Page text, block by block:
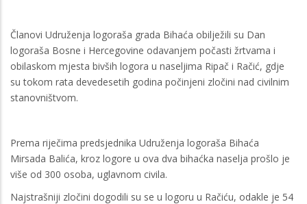
Članovi Udruženja logoraša grada Bihaća obilježili su Dan
logoraša Bosne i Hercegovine odavanjem počasti žrtvama i
obilaskom mjesta bivših logora u naseljima Ripač i Račić, gdje
su tokom rata devedesetih godina počinjeni zločini nad civilnim
stanovništvom.
Prema riječima predsjednika Udruženja logoraša Bihaća
Mirsada Balića, kroz logore u ova dva bihaćka naselja prošlo je
više od 300 osoba, uglavnom civila.
Najstrašniji zločini dogodili su se u logoru u Račiću, odakle je 54